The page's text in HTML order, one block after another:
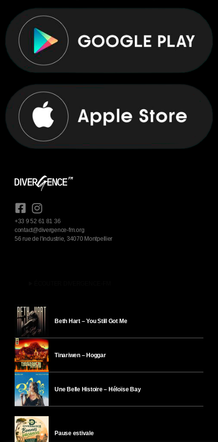
+33 9 52 61 81 36
contact@divergence-fm.org
56 rue de l'industrie, 34070 Montpellier
Beth Hart – You Still Got Me
Tinariwen – Hoggar
Une Belle Histoire – Héloïse Bay
Pause estivale